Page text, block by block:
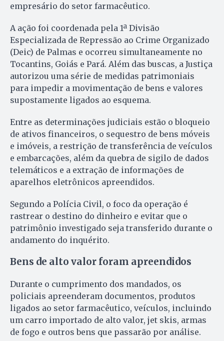
empresário do setor farmacêutico.
A ação foi coordenada pela 1ª Divisão
Especializada de Repressão ao Crime Organizado
(Deic) de Palmas e ocorreu simultaneamente no
Tocantins, Goiás e Pará. Além das buscas, a Justiça
autorizou uma série de medidas patrimoniais
para impedir a movimentação de bens e valores
supostamente ligados ao esquema.
Entre as determinações judiciais estão o bloqueio
de ativos financeiros, o sequestro de bens móveis
e imóveis, a restrição de transferência de veículos
e embarcações, além da quebra de sigilo de dados
telemáticos e a extração de informações de
aparelhos eletrônicos apreendidos.
Segundo a Polícia Civil, o foco da operação é
rastrear o destino do dinheiro e evitar que o
patrimônio investigado seja transferido durante o
andamento do inquérito.
Bens de alto valor foram apreendidos
Durante o cumprimento dos mandados, os
policiais apreenderam documentos, produtos
ligados ao setor farmacêutico, veículos, incluindo
um carro importado de alto valor, jet skis, armas
de fogo e outros bens que passarão por análise.